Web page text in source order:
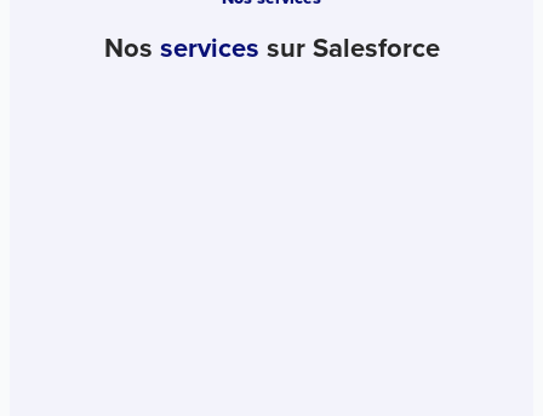
Nos services sur Salesforce